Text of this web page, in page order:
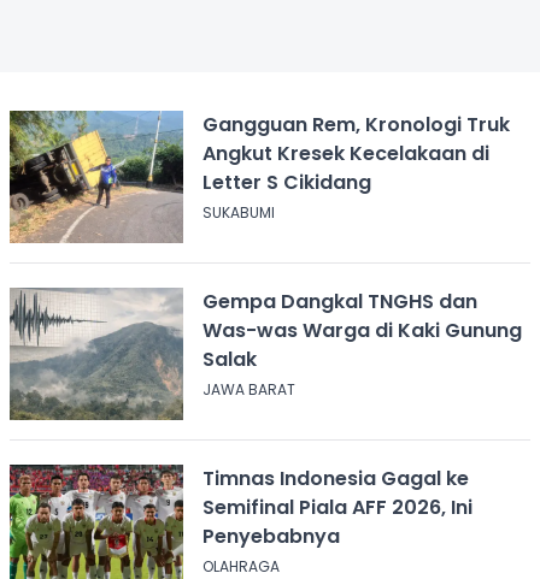
Gangguan Rem, Kronologi Truk
Angkut Kresek Kecelakaan di
Letter S Cikidang
SUKABUMI
Gempa Dangkal TNGHS dan
Was-was Warga di Kaki Gunung
Salak
JAWA BARAT
Timnas Indonesia Gagal ke
Semifinal Piala AFF 2026, Ini
Penyebabnya
OLAHRAGA